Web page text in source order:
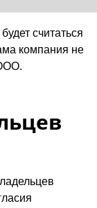
считаться
компания не